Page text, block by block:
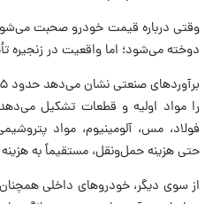
وقتی درباره قیمت خودرو صحبت
دوخته می‌شود؛ اما واقعیت در زنجیره
را مواد اولیه و قطعات تشکیل
فولاد، مس، آلومینیوم، مواد
حتی هزینه حمل‌ونقل، مستقیماً به
از سوی دیگر، خودروهای داخلی